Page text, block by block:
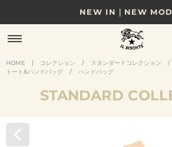
NEW IN｜NEW
8/17(月)10時まで｜税込11,000円
贈る相手やシーンから選べる、新し
HOME | コレクション / スタンダードコレクション /
トート&ハンドバッグ
/ ハンドバッグ
STANDARD